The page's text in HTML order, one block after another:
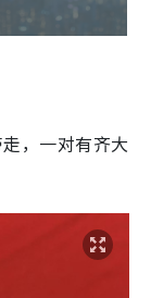
，一对有齐大